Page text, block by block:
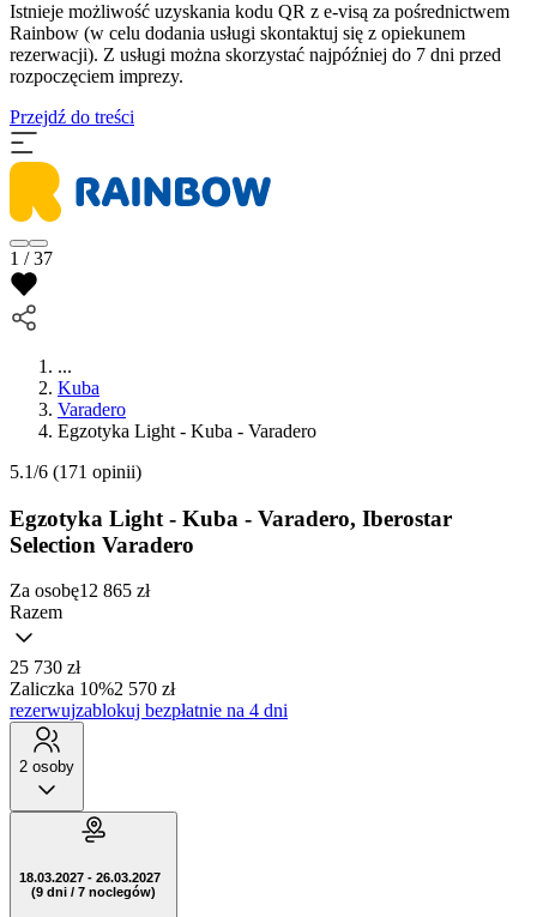
Istnieje możliwość uzyskania kodu QR z e-visą za pośrednictwem
Rainbow (w celu dodania usługi skontaktuj się z opiekunem
rezerwacji). Z usługi można skorzystać najpóźniej do 7 dni przed
rozpoczęciem imprezy.
Przejdź do treści
1 / 37
...
Kuba
Varadero
Egzotyka Light - Kuba - Varadero
5.1/6 (171 opinii)
Egzotyka Light - Kuba - Varadero, Iberostar
Selection Varadero
Za osobę12 865 zł
Razem
25 730 zł
Zaliczka 10%2 570 zł
rezerwujzablokuj bezpłatnie na 4 dni
2 osoby
18.03.2027 - 26.03.2027
(9 dni / 7 noclegów)